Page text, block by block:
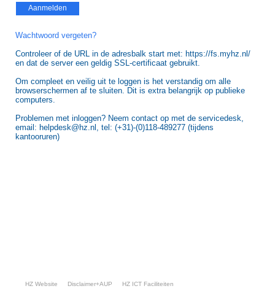
Aanmelden
Wachtwoord vergeten?
Controleer of de URL in de adresbalk start met: https://fs.myhz.nl/
en dat de server een geldig SSL-certificaat gebruikt.
Om compleet en veilig uit te loggen is het verstandig om alle
browserschermen af te sluiten. Dit is extra belangrijk op publieke
computers.
Problemen met inloggen? Neem contact op met de servicedesk,
email: helpdesk@hz.nl, tel: (+31)-(0)118-489277 (tijdens
kantooruren)
HZ Website Disclaimer+AUP HZ ICT Faciliteiten